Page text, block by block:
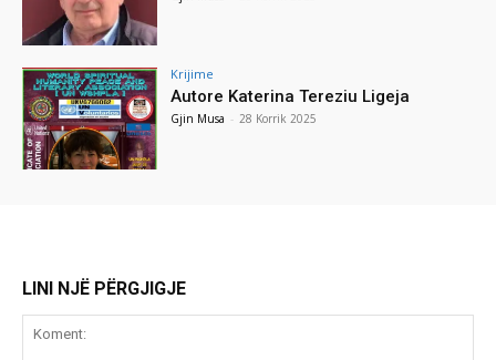
Krijime
Autore Katerina Tereziu Ligeja
Gjin Musa - 28 Korrik 2025
LINI NJË PËRGJIGJE